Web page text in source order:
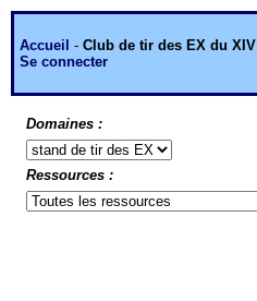
Accueil - Club de tir des EX du XIV
Se connecter
Domaines :
Ressources :